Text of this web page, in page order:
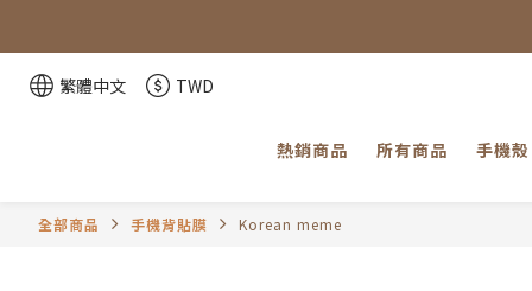
繁體中文 TWD
熱銷商品 所有商品 手機殼
全部商品 手機背貼膜 Korean meme